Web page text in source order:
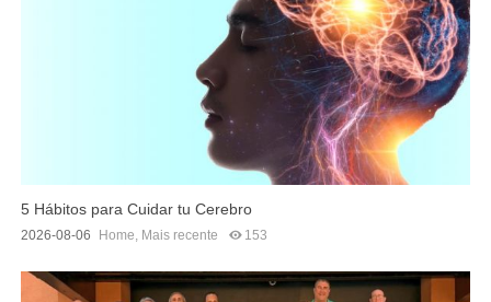
5 Hábitos para Cuidar tu Cerebro
2026-08-06 Home, Mais recente 153